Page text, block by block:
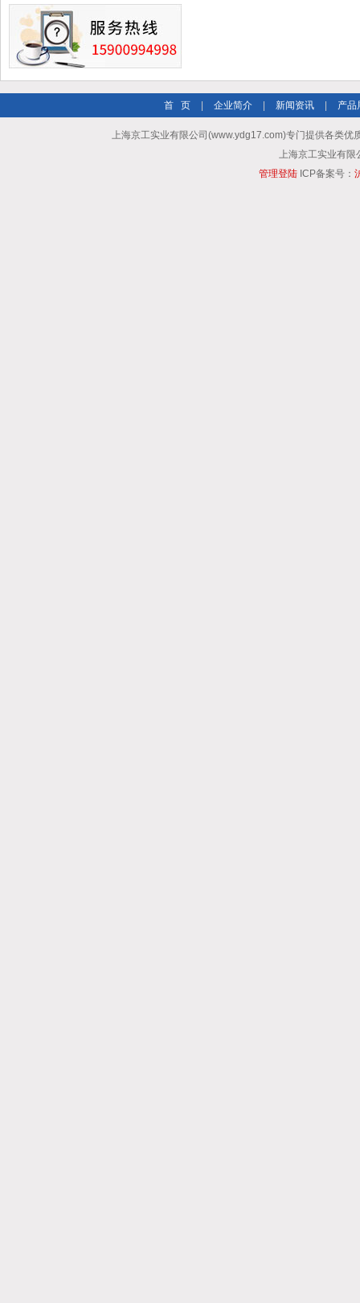
及
首 页 企业简介 新闻资讯 产品
上海京工实业有限公司(www.ydg17.com)专门提供各类优
上海京工实业有限
管理登陆ICP备案号：